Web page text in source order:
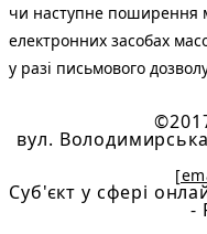
чи наступне поширення
електронних засобах
у разі письмового
вул.
Cуб'єкт у сфері
-